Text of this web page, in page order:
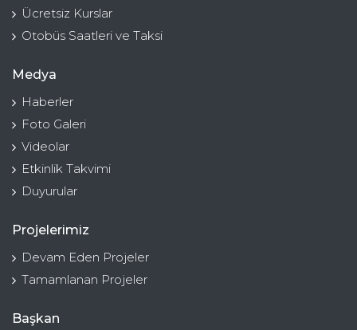
Ücretsiz Kurslar
Otobüs Saatleri ve Taksi
Medya
Haberler
Foto Galeri
Videolar
Etkinlik Takvimi
Duyurular
Projelerimiz
Devam Eden Projeler
Tamamlanan Projeler
Başkan